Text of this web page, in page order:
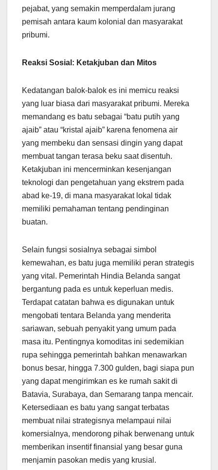
pejabat, yang semakin memperdalam jurang
pemisah antara kaum kolonial dan masyarakat
pribumi.
Reaksi Sosial: Ketakjuban dan Mitos
Kedatangan balok-balok es ini memicu reaksi
yang luar biasa dari masyarakat pribumi. Mereka
memandang es batu sebagai “batu putih yang
ajaib” atau “kristal ajaib” karena fenomena air
yang membeku dan sensasi dingin yang dapat
membuat tangan terasa beku saat disentuh.
Ketakjuban ini mencerminkan kesenjangan
teknologi dan pengetahuan yang ekstrem pada
abad ke-19, di mana masyarakat lokal tidak
memiliki pemahaman tentang pendinginan
buatan.
Selain fungsi sosialnya sebagai simbol
kemewahan, es batu juga memiliki peran strategis
yang vital. Pemerintah Hindia Belanda sangat
bergantung pada es untuk keperluan medis.
Terdapat catatan bahwa es digunakan untuk
mengobati tentara Belanda yang menderita
sariawan, sebuah penyakit yang umum pada
masa itu. Pentingnya komoditas ini sedemikian
rupa sehingga pemerintah bahkan menawarkan
bonus besar, hingga 7.300 gulden, bagi siapa pun
yang dapat mengirimkan es ke rumah sakit di
Batavia, Surabaya, dan Semarang tanpa mencair.
Ketersediaan es batu yang sangat terbatas
membuat nilai strategisnya melampaui nilai
komersialnya, mendorong pihak berwenang untuk
memberikan insentif finansial yang besar guna
menjamin pasokan medis yang krusial.